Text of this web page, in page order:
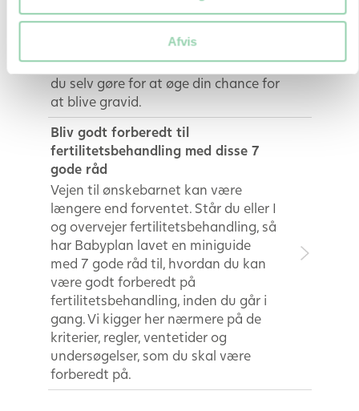
Afvis
Hvor mange får
fertilitetsbehandling? Hvad er
chancen for at blive gravid med
fertilitetsbehandling? Og hvad kan
du selv gøre for at øge din chance for
at blive gravid.
Bliv godt forberedt til
fertilitetsbehandling med disse 7
gode råd
Vejen til ønskebarnet kan være
længere end forventet. Står du eller I
og overvejer fertilitetsbehandling, så
har Babyplan lavet en miniguide
med 7 gode råd til, hvordan du kan
være godt forberedt på
fertilitetsbehandling, inden du går i
gang. Vi kigger her nærmere på de
kriterier, regler, ventetider og
undersøgelser, som du skal være
forberedt på.